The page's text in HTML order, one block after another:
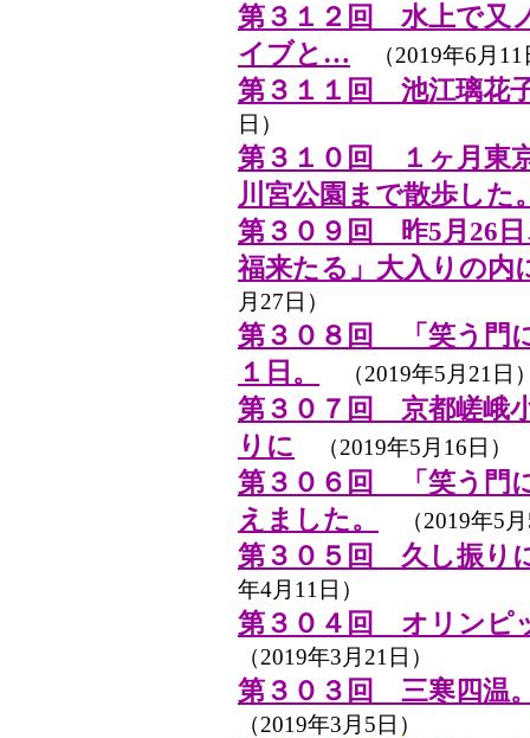
第３１２回 水上で又
イブと… （2019年6月11
第３１１回 池江璃花
日）
第３１０回 １ヶ月東
川宮公園まで散歩した
第３０９回 昨5月26日
福来たる」大入りの内
月27日）
第３０８回 「笑う門
１日。
（2019年5月21日
第３０７回 京都嵯峨
りに （2019年5月16日）
第３０６回 「笑う門
えました。
（2019年5
第３０５回 久し振り
年4月11日）
第３０４回 オリンピ
（2019年3月21日）
第３０３回 三寒四温
（2019年3月5日）